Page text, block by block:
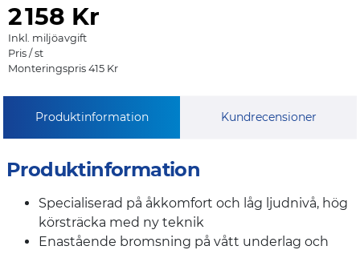
2158 Kr
Inkl. miljöavgift
Pris / st
Monteringspris 415 Kr
Produktinformation Kundrecensioner
Produktinformation
Specialiserad på åkkomfort och låg ljudnivå, hög
körsträcka med ny teknik
Enastående bromsning på vått underlag och